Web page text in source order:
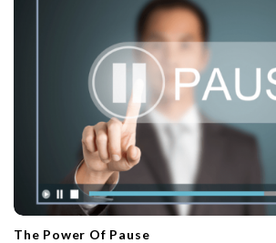
The Power Of Pause